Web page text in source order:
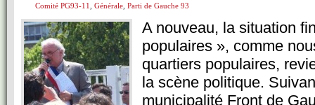
Comité PG93-11 Générale Parti de Gauche 93
A nouveau, la situation
populaires », comme
quartiers populaires,
la scène politique.
municipalité Front de